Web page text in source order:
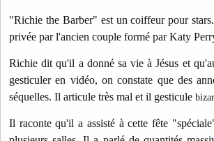
"Richie the Barber" est un coiffeur pour
privée par l'ancien couple formé par Katy
Richie dit qu'il a donné sa vie à Jésus et
gesticuler en vidéo, on constate que des
séquelles. Il articule très mal et il gesticule
Il raconte qu'il a assisté à cette fête